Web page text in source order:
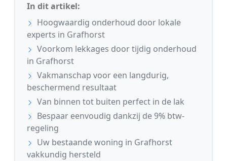
In dit artikel:
Hoogwaardig onderhoud door lokale
experts in Grafhorst
Voorkom lekkages door tijdig onderhoud
in Grafhorst
Vakmanschap voor een langdurig,
beschermend resultaat
Van binnen tot buiten perfect in de lak
Bespaar eenvoudig dankzij de 9% btw-
regeling
Uw bestaande woning in Grafhorst
vakkundig hersteld